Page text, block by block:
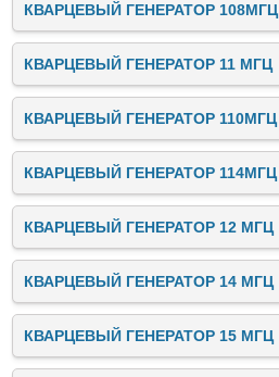
КВАРЦЕВЫЙ ГЕНЕРАТОР 108МГЦ
КВАРЦЕВЫЙ ГЕНЕРАТОР 11 МГЦ
КВАРЦЕВЫЙ ГЕНЕРАТОР 110МГЦ
КВАРЦЕВЫЙ ГЕНЕРАТОР 114МГЦ
КВАРЦЕВЫЙ ГЕНЕРАТОР 12 МГЦ
КВАРЦЕВЫЙ ГЕНЕРАТОР 14 МГЦ
КВАРЦЕВЫЙ ГЕНЕРАТОР 15 МГЦ